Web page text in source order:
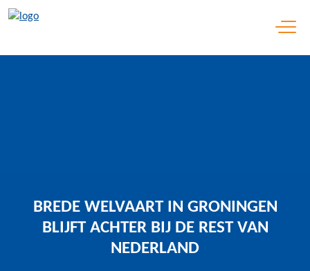
BREDE WELVAART IN GRONINGEN
BLIJFT ACHTER BIJ DE REST VAN
NEDERLAND